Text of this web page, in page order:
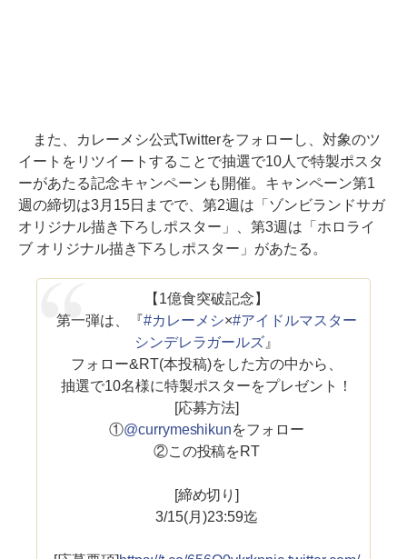
また、カレーメシ公式Twitterをフォローし、対象のツ
イートをリツイートすることで抽選で10人で特製ポスタ
ーがあたる記念キャンペーンも開催。キャンペーン第1
週の締切は3月15日までで、第2週は「ゾンビランドサガ
オリジナル描き下ろしポスター」、第3週は「ホロライ
ブ オリジナル描き下ろしポスター」があたる。
【1億食突破記念】
第一弾は、『#カレーメシ×#アイドルマスター
シンデレラガールズ 』
フォロー&RT(本投稿)をした方の中から、
抽選で10名様に特製ポスターをプレゼント！
[応募方法]
①@currymeshikunをフォロー
②この投稿をRT
[締め切り]
3/15(月)23:59迄